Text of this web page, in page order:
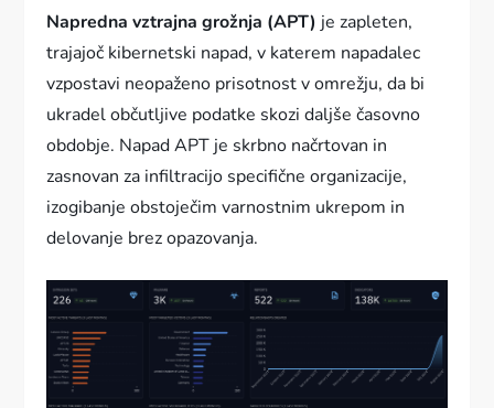
Napredna vztrajna grožnja (APT) je zapleten,
trajajoč kibernetski napad, v katerem napadalec
vzpostavi neopaženo prisotnost v omrežju, da bi
ukradel občutljive podatke skozi daljše časovno
obdobje. Napad APT je skrbno načrtovan in
zasnovan za infiltracijo specifične organizacije,
izogibanje obstoječim varnostnim ukrepom in
delovanje brez opazovanja.